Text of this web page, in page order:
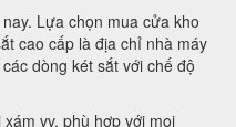
nay. Lựa chọn mua cửa kho
cao cấp là địa chỉ nhà máy
dòng két sắt với chế độ
vv, phù hợp với mọi